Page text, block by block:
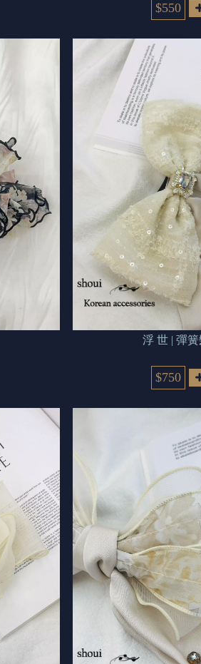
$550
浮 世 | 彈
$750